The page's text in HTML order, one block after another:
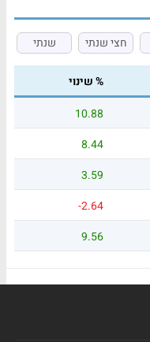
חצי שנתי שנתי
% שינוי
10.88
8.44
3.59
-2.64
9.56